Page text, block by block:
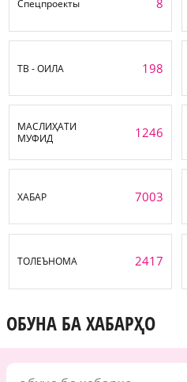
Спецпроекты 8
ТВ - ОИЛА 198
МАСЛИҲАТИ
МУФИД
1246
ХАБАР 7003
ТОЛЕЪНОМА 2417
ОБУНА БА ХАБАРҲО